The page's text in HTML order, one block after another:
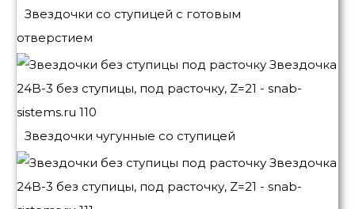
Звездочки со ступицей с готовым
отверстием
Звездочки чугунные со ступицей